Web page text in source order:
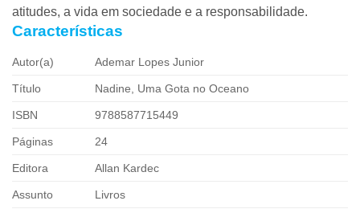
atitudes, a vida em sociedade e a responsabilidade.
Características
Autor(a) Ademar Lopes Junior
Título Nadine, Uma Gota no Oceano
ISBN 9788587715449
Páginas 24
Editora Allan Kardec
Assunto Livros